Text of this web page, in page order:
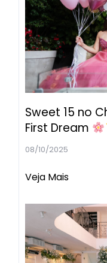
Sweet 15 no
First Dream
08/10/2025
Veja Mais